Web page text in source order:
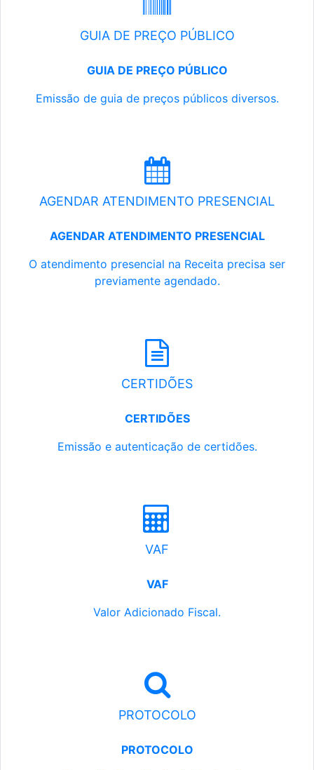
GUIA DE PREÇO PÚBLICO
GUIA DE PREÇO PÚBLICO
Emissão de guia de preços públicos diversos.
AGENDAR ATENDIMENTO PRESENCIAL
AGENDAR ATENDIMENTO PRESENCIAL
O atendimento presencial na Receita precisa ser
previamente agendado.
CERTIDÕES
CERTIDÕES
Emissão e autenticação de certidões.
VAF
VAF
Valor Adicionado Fiscal.
PROTOCOLO
PROTOCOLO